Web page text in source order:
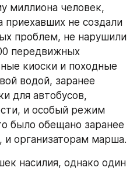
миллиона человек,
приехавших не создали
проблем, не нарушили
передвижных
киоски и походные
водой, заранее
для автобусов,
и особый режим
было обещано заранее
организаторам марша.
насилия, однако один